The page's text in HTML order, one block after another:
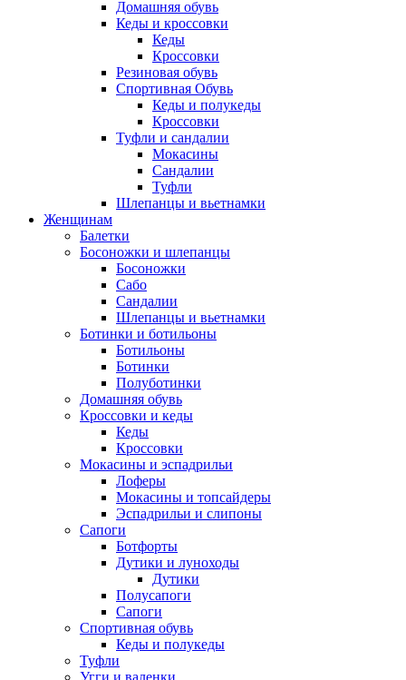
Домашняя обувь
Кеды и кроссовки
Кеды
Кроссовки
Резиновая обувь
Спортивная Обувь
Кеды и полукеды
Кроссовки
Туфли и сандалии
Мокасины
Сандалии
Туфли
Шлепанцы и вьетнамки
Женщинам
Балетки
Босоножки и шлепанцы
Босоножки
Сабо
Сандалии
Шлепанцы и вьетнамки
Ботинки и ботильоны
Ботильоны
Ботинки
Полуботинки
Домашняя обувь
Кроссовки и кеды
Кеды
Кроссовки
Мокасины и эспадрильи
Лоферы
Мокасины и топсайдеры
Эспадрильи и слипоны
Сапоги
Ботфорты
Дутики и луноходы
Дутики
Полусапоги
Сапоги
Спортивная обувь
Кеды и полукеды
Туфли
Угги и валенки